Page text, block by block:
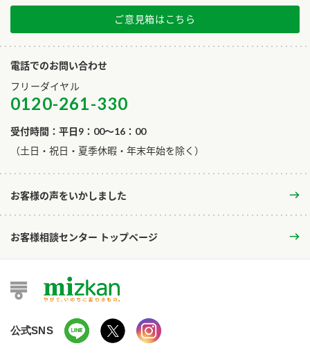
ご意見箱はこちら
電話でのお問い合わせ
フリーダイヤル
0120-261-330
受付時間：平日9：00～16：00
​（土日・祝日・夏季休暇・年末年始を除く）
お客様の声をいかしました
お客様相談センター トップページ
公式SNS